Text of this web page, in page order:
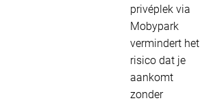
privéplek via
Mobypark
vermindert het
risico dat je
aankomt
zonder